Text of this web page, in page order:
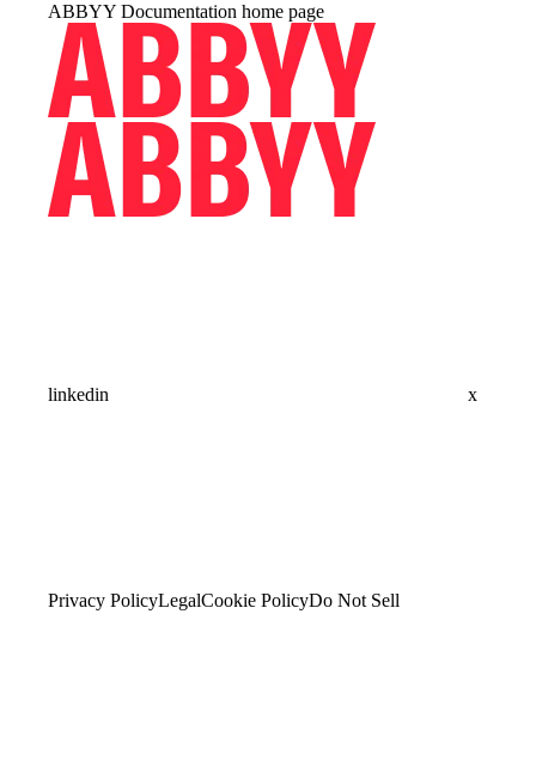
ABBYY Documentation home page
linkedin x
Privacy PolicyLegalCookie PolicyDo Not Sell